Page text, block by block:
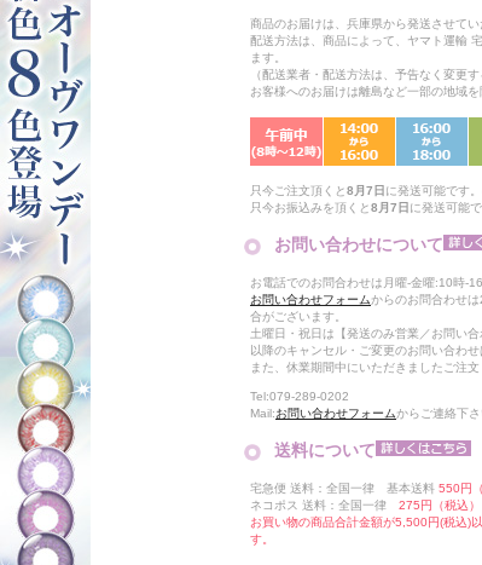
商品のお届けは、兵庫県から発送させてい
配送方法は、商品によって、ヤマト運輸
ます。
（配送業者・配送方法は、予告なく変更す
お客様へのお届けは離島など一部の地域
只今ご注文頂くと8月7日 に発送可能です
只今お振込みを頂くと8月7日 に発送可能
お問い合わせについて
お電話でのお問合わせは月曜-金曜:10時-
お問い合わせフォームからのお問合わせ
合がございます。
土曜日・祝日は【発送のみ営業／お問
以降のキャンセル・ご変更のお問い合わせ
また、休業期間中にいただきましたご注
Tel:079-289-0202
Mail:お問い合わせフォームからご連絡下さ
送料について
宅急便 送料：全国一律 基本送料 550円
ネコポス 送料：全国一律 275円（税込）
お買い物の商品合計金額が5,500円(税込)
す。